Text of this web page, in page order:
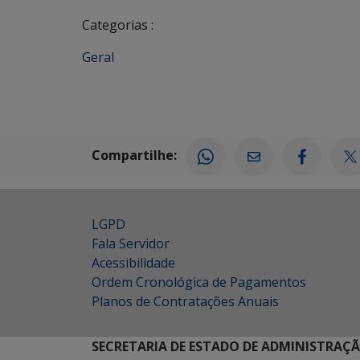
Categorias :
Geral
Compartilhe:
LGPD
Fala Servidor
Acessibilidade
Ordem Cronológica de Pagamentos
Planos de Contratações Anuais
SECRETARIA DE ESTADO DE